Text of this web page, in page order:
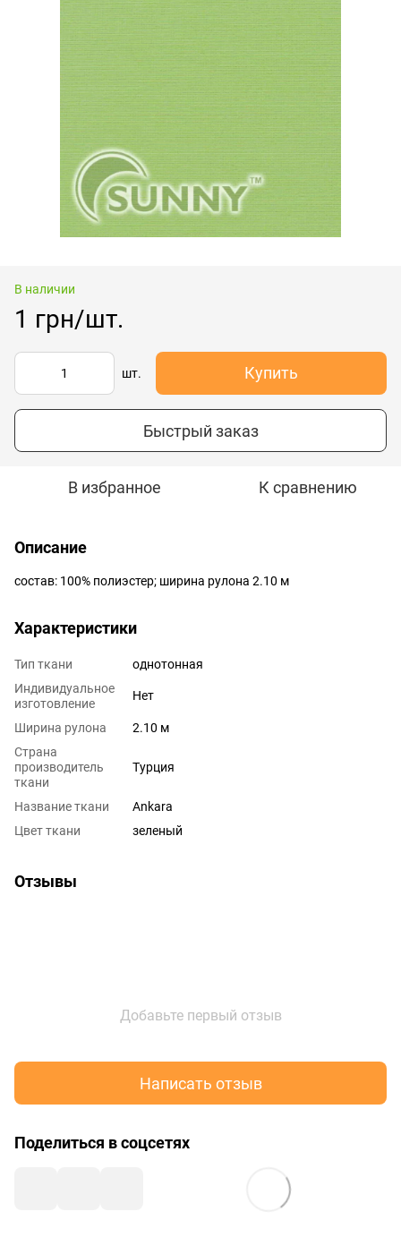
В наличии
1 грн/шт.
шт. Купить
Быстрый заказ
В избранное К сравнению
Описание
состав: 100% полиэстер; ширина рулона 2.10 м
Характеристики
Тип ткани
однотонная
Индивидуальное
изготовление
Нет
Ширина рулона
2.10 м
Страна
производитель
ткани
Турция
Название ткани
Ankara
Цвет ткани
зеленый
Отзывы
Добавьте первый отзыв
Написать отзыв
Поделиться в соцсетях